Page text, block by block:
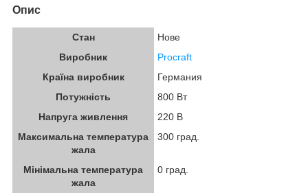
Опис
Стан
Нове
Виробник
Procraft
Країна виробник
Германия
Потужність
800 Вт
Напруга живлення
220 В
Максимальна температура
жала
300 град.
Мінімальна температура
жала
0 град.